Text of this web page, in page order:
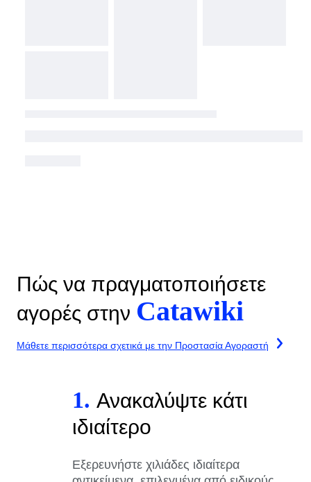
Πώς να πραγματοποιήσετε
αγορές στην Catawiki
Μάθετε περισσότερα σχετικά με την Προστασία Αγοραστή
1. Ανακαλύψτε κάτι
ιδιαίτερο
Εξερευνήστε χιλιάδες ιδιαίτερα